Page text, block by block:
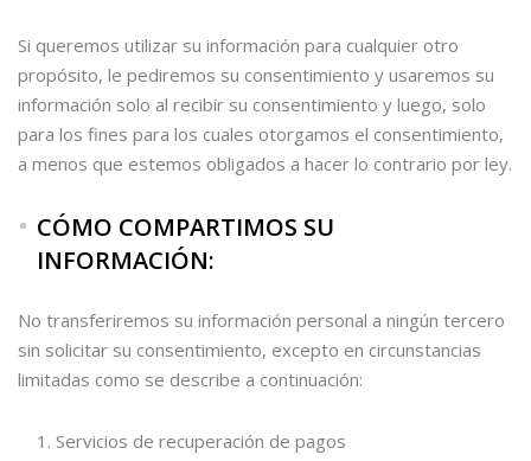
Si queremos utilizar su información para cualquier otro
propósito, le pediremos su consentimiento y usaremos su
información solo al recibir su consentimiento y luego, solo
para los fines para los cuales otorgamos el consentimiento,
a menos que estemos obligados a hacer lo contrario por ley.
CÓMO COMPARTIMOS SU
INFORMACIÓN:
No transferiremos su información personal a ningún tercero
sin solicitar su consentimiento, excepto en circunstancias
limitadas como se describe a continuación:
Servicios de recuperación de pagos